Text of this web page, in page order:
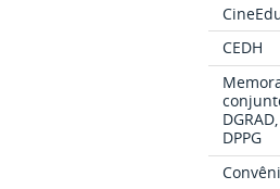
CEDH
DPPG